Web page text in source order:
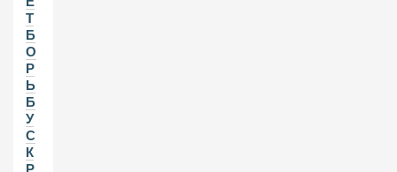
Т
Б
О
Р
Ь
Б
У
С
К